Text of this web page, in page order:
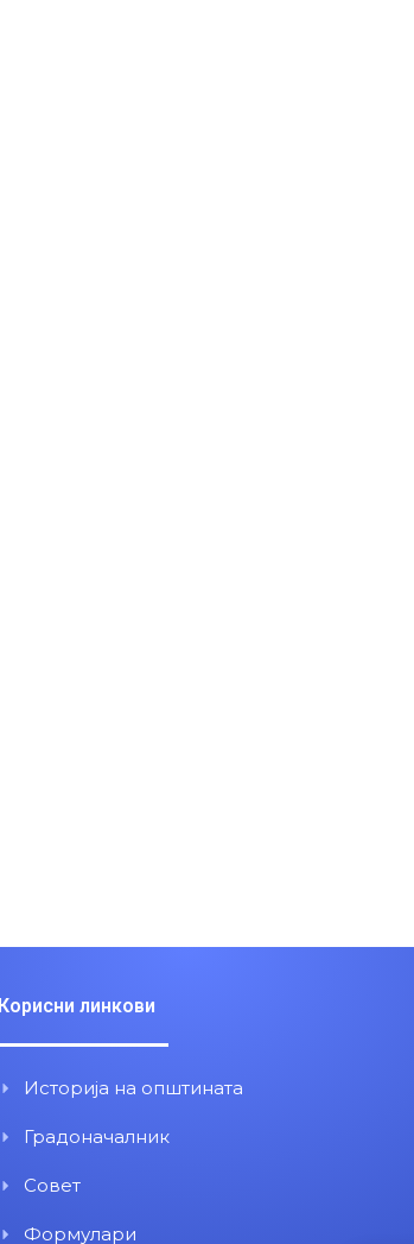
Корисни линкови
Историја на општината
Градоначалник
Совет
Формулари